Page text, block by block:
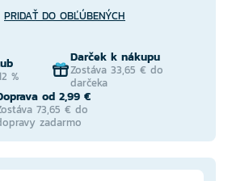
PRIDAŤ DO OBĽÚBENÝCH
%
Darček k nákupu
Zostáva 33,65 € do
darčeka
od 2,99 €
73,65 € do
zadarmo